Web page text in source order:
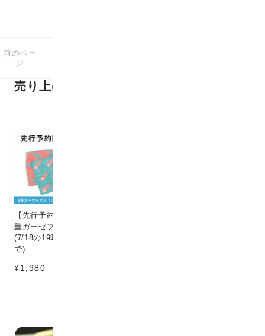
前のペー
ジ
売り上げランキング
【先行予約販売】[こなゆき] 3
重ガーゼフェイスタオル dino
(7/18の19時〜7/25の12時ま
で)
¥1,980